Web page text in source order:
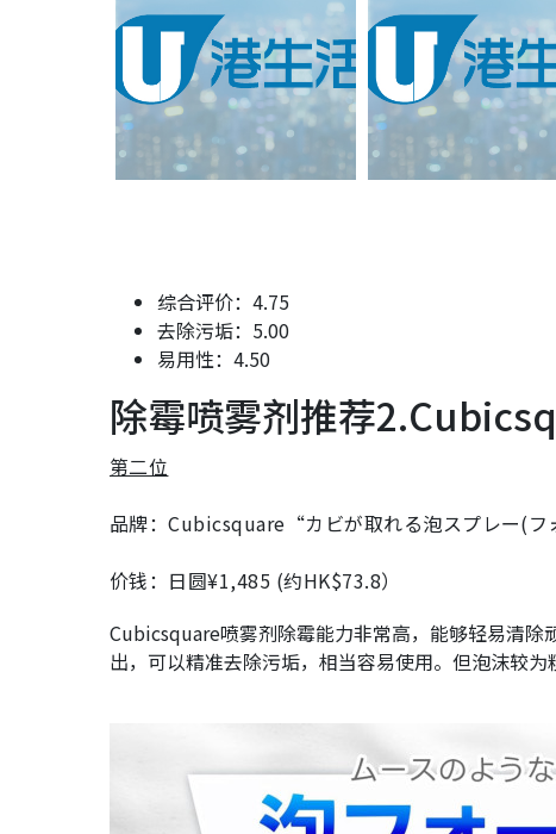
综合评价：4.75
去除污垢：5.00
易用性：4.50
除霉喷雾剂推荐
第二位
品牌：Cubicsquare“カビが取れる泡スプレー(フ
价钱：日圆¥1,485 (约HK$73.8）
Cubicsquare喷雾剂除霉能力非常高，能够轻易清
出，可以精准去除污垢，相当容易使用。但泡沫较为